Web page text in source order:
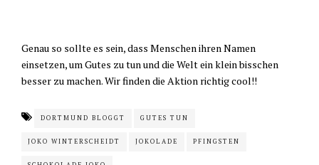
Genau so sollte es sein, dass Menschen ihren Namen
einsetzen, um Gutes zu tun und die Welt ein klein bisschen
besser zu machen. Wir finden die Aktion richtig cool!!
DORTMUND BLOGGT GUTES TUN
JOKO WINTERSCHEIDT JOKOLADE PFINGSTEN